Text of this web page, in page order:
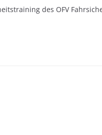
des OFV